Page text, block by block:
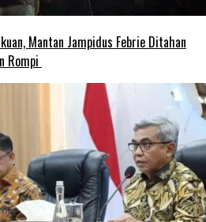
Mantan Jampidus Febrie Ditahan
Rompi